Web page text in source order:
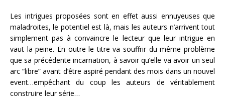
Les intrigues proposées sont en effet aussi ennuyeuses que
maladroites, le potentiel est là, mais les auteurs n’arrivent tout
simplement pas à convaincre le lecteur que leur intrigue en
vaut la peine. En outre le titre va souffrir du même problème
que sa précédente incarnation, à savoir qu’elle va avoir un seul
arc “libre” avant d’être aspiré pendant des mois dans un nouvel
event…empêchant du coup les auteurs de véritablement
construire leur série…